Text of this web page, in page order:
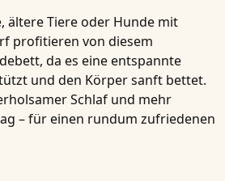
ältere Tiere oder Hunde mit
profitieren von diesem
, da es eineentspannte
und den Körper sanft bettet.
Schlaf und mehr
– für einen rundum zufriedenen